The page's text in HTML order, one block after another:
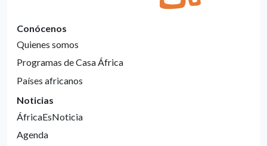
Conócenos
Quienes somos
Programas de Casa África
Países africanos
Noticias
ÁfricaEsNoticia
Agenda